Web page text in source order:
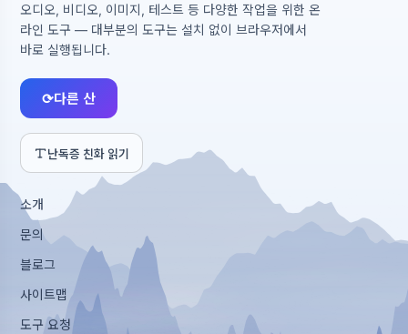
오디오, 비디오, 이미지, 테스트 등 다양한 작업을 위한 온
라인 도구 — 대부분의 도구는 설치 없이 브라우저에서
바로 실행됩니다.
⟳다른 산
난독증 친화 읽기
소개
문의
블로그
사이트맵
도구 요청